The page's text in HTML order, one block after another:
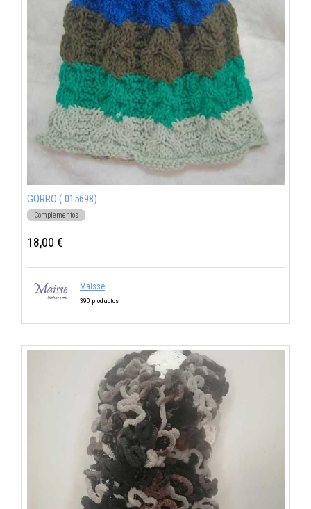
GORRO ( 015698)
Complementos
18,00 €
Maisse
390 productos